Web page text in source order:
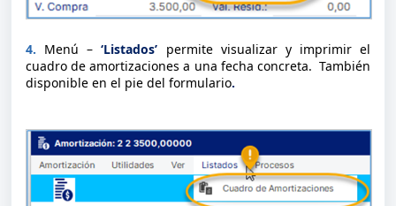
4. Menú –‘Listados’ permite visualizar y imprimir el
cuadro de amortizaciones a una fecha concreta. También
disponible en el pie del formulario.